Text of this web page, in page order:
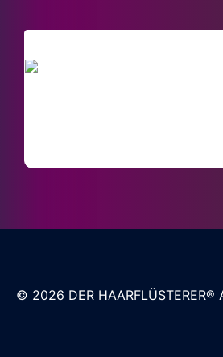
© 2026 DER HAARFLÜSTERER®